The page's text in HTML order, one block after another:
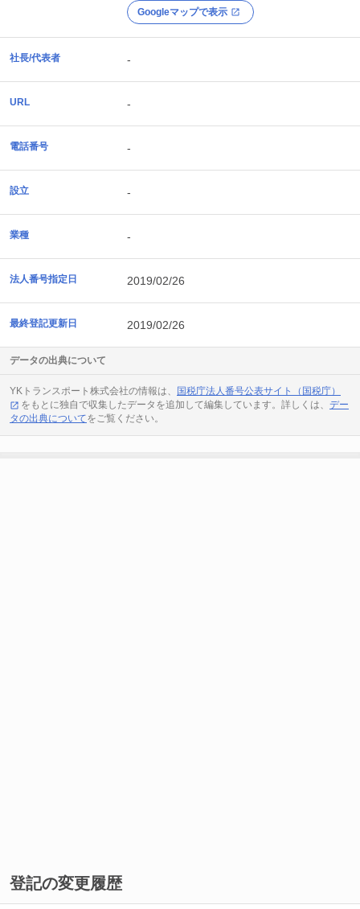
Googleマップで表示
社長/代表者 -
URL -
電話番号 -
設立 -
業種 -
法人番号指定日 2019/02/26
最終登記更新日 2019/02/26
データの出典について
YKトランスポート株式会社の情報は、
国税庁法人番号公表サイト（国税庁）
をもとに独自で収集したデータを追加して編集しています。詳しくは、 デー
タの出典についてをご覧ください。
登記の変更履歴